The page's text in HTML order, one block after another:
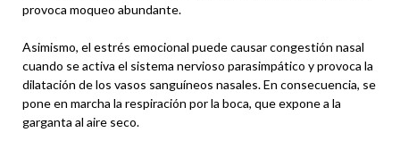
provoca moqueo abundante.
Asimismo, el estrés emocional puede causar congestión nasal
cuando se activa el sistema nervioso parasimpático y provoca la
dilatación de los vasos sanguíneos nasales. En consecuencia, se
pone en marcha la respiración por la boca, que expone a la
garganta al aire seco.